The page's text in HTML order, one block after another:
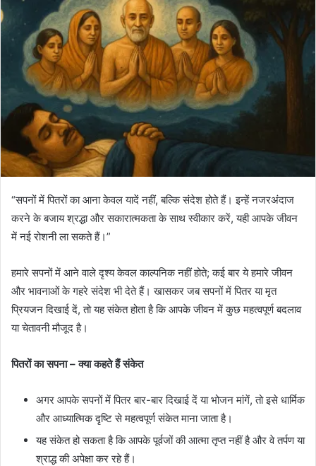
“सपनों में पितरों का आना केवल यादें नहीं, बल्कि संदेश होते हैं। इन्हें नजरअंदाज
करने के बजाय श्रद्धा और सकारात्मकता के साथ स्वीकार करें, यही आपके जीवन
में नई रोशनी ला सकते हैं।”
हमारे सपनों में आने वाले दृश्य केवल काल्पनिक नहीं होते; कई बार ये हमारे जीवन
और भावनाओं के गहरे संदेश भी देते हैं। खासकर जब सपनों में पितर या मृत
प्रियजन दिखाई दें, तो यह संकेत होता है कि आपके जीवन में कुछ महत्वपूर्ण बदलाव
या चेतावनी मौजूद है।
पितरों का सपना – क्या कहते हैं संकेत
अगर आपके सपनों में पितर बार-बार दिखाई दें या भोजन मांगें, तो इसे धार्मिक
और आध्यात्मिक दृष्टि से महत्वपूर्ण संकेत माना जाता है।
यह संकेत हो सकता है कि आपके पूर्वजों की आत्मा तृप्त नहीं है और वे तर्पण या
श्राद्ध की अपेक्षा कर रहे हैं।